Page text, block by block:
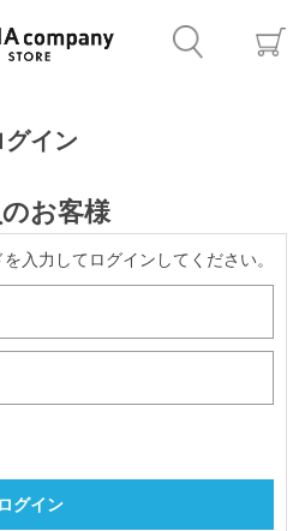
グイン
お客様
入力してログインしてください。